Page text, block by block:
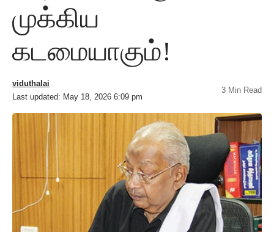
முக்கிய
கடமையாகும்!
Last updated: May 18, 2026 6:09 pm
viduthalai
3 Min Read